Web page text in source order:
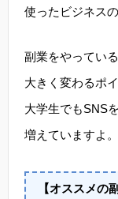
使ったビジネス
副業をやってい
大きく変わるポ
大学生でもSNS
増えていますよ。
【オススメの